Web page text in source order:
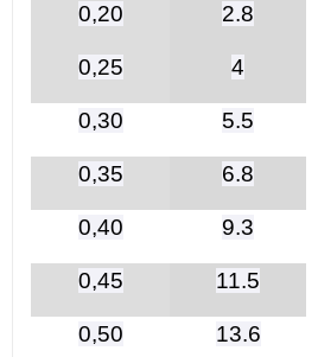
0,20 2.8
0,25 4
0,30 5.5
0,35 6.8
0,40 9.3
0,45 11.5
0,50 13.6